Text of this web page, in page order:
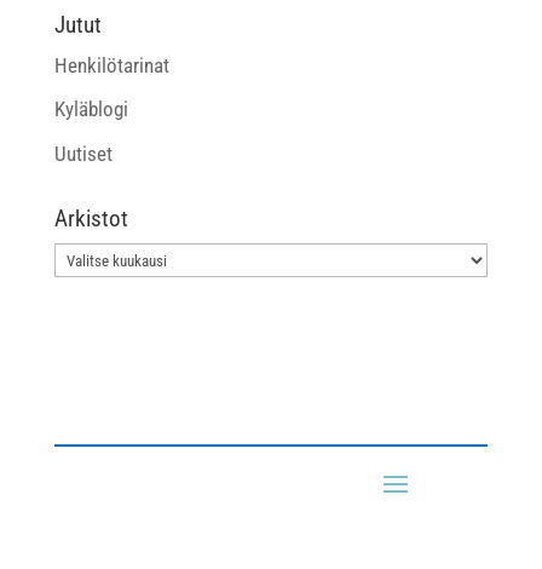
Jutut
Henkilötarinat
Kyläblogi
Uutiset
Arkistot
Arkistot